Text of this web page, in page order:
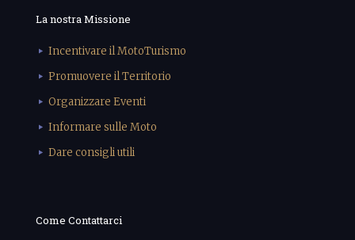
La nostra Missione
Incentivare il MotoTurismo
Promuovere il Territorio
Organizzare Eventi
Informare sulle Moto
Dare consigli utili
Come Contattarci